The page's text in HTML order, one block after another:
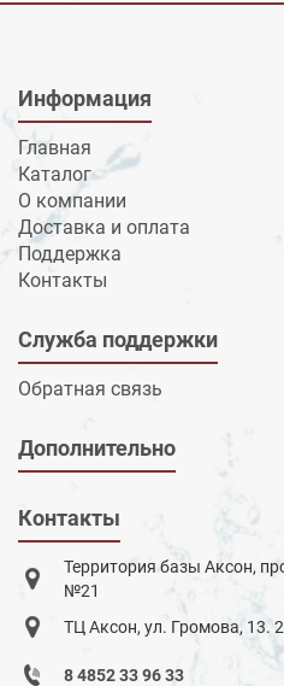
Информация
Главная
Каталог
О компании
Доставка и оплата
Поддержка
Контакты
Служба поддержки
Обратная связь
Дополнительно
Контакты
Территория базы Аксон,
№21
ТЦ Аксон, ул. Громова, 13.
8 4852 33 96 33